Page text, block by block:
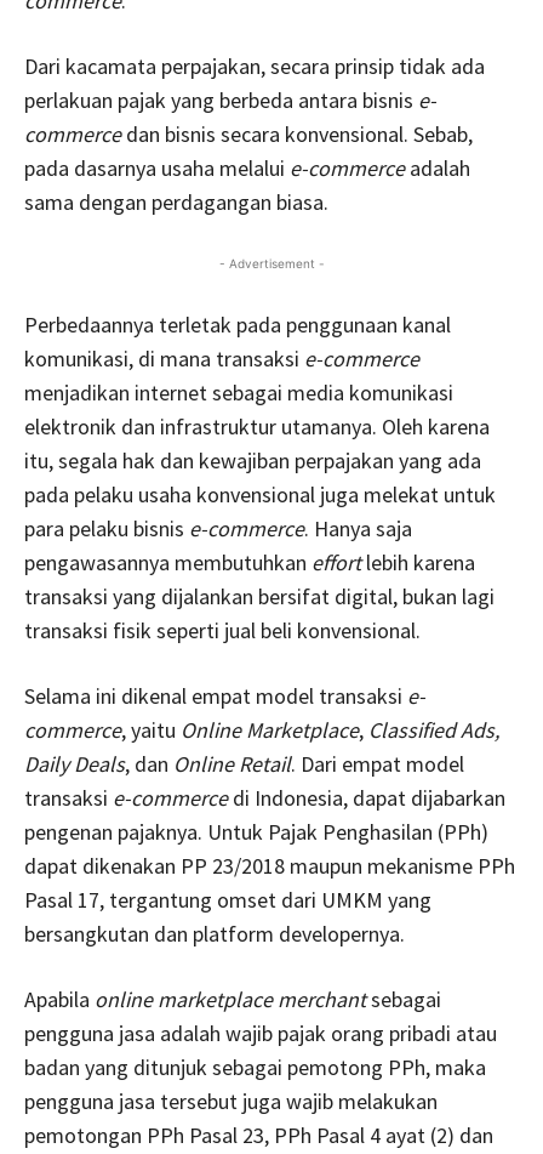
Dari kacamata perpajakan, secara prinsip tidak ada
perlakuan pajak yang berbeda antara bisnis e-
commercedan bisnis secara konvensional. Sebab,
pada dasarnya usaha melalui e-commerceadalah
sama dengan perdagangan biasa.
- Advertisement -
Perbedaannya terletak pada penggunaan kanal
komunikasi, di mana transaksi e-commerce
menjadikan internet sebagai media komunikasi
elektronik dan infrastruktur utamanya. Oleh karena
itu, segala hak dan kewajiban perpajakan yang ada
pada pelaku usaha konvensional juga melekat untuk
para pelaku bisnis e-commerce. Hanya saja
pengawasannya membutuhkan effortlebih karena
transaksi yang dijalankan bersifat digital, bukan lagi
transaksi fisik seperti jual beli konvensional.
Selama ini dikenal empat model transaksi e-
commerce, yaitu Online Marketplace, Classified Ads,
Daily Deals, dan Online Retail. Dari empat model
transaksi e-commercedi Indonesia, dapat dijabarkan
pengenan pajaknya. Untuk Pajak Penghasilan (PPh)
dapat dikenakan PP 23/2018 maupun mekanisme PPh
Pasal 17, tergantung omset dari UMKM yang
bersangkutan dan platform developernya.
Apabila online marketplace merchantsebagai
pengguna jasa adalah wajib pajak orang pribadi atau
badan yang ditunjuk sebagai pemotong PPh, maka
pengguna jasa tersebut juga wajib melakukan
pemotongan PPh Pasal 23, PPh Pasal 4 ayat (2) dan